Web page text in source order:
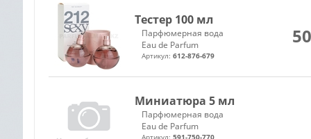
Тестер 100 мл
Парфюмерная вода
Eau de Parfum
Артикул: 612-876-679
Миниатюра 5 мл
Парфюмерная вода
Eau de Parfum
Артикул: 591-750-770